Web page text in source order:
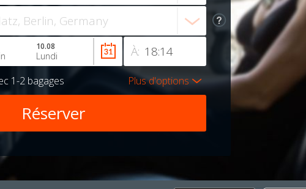
À:
10.08
Lundi
1-2 bagages Plus d'options